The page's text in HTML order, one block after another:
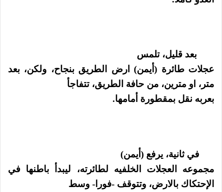
بعد قليل، تلمس
عجلات طائرة (أيمن) ارض الطريق بنجاح، ولكن، بعد
متر، او مترين، من حافة الطريق، تتفاجأ
بعربه نقل بمقطورة أمامها.
في ثانية، يرفع (أيمن)
مجموعه العجلات الخلفيه لطائرته، ليبدأ باطنها في
الإحتكاك بالارض، وتتوقف -فورا- وسط